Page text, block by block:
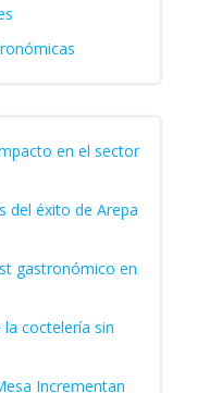
en el sector
del éxito de Arepa
gastronómico en
la coctelería sin
Incrementan